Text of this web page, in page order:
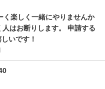
く楽しく一緒にやりませんか
はお断りします。 申請する
いです！